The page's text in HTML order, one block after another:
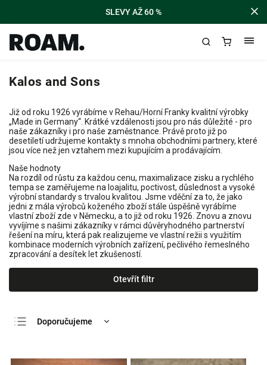
SLEVY AŽ 60 %
Kalos and Sons
Již od roku 1926 vyrábíme v Rehau/Horní Franky kvalitní výrobky
„Made in Germany“. Krátké vzdálenosti jsou pro nás důležité - pro
naše zákazníky i pro naše zaměstnance. Právě proto již po
desetiletí udržujeme kontakty s mnoha obchodními partnery, které
jsou více než jen vztahem mezi kupujícím a prodávajícím.
Naše hodnoty
Na rozdíl od růstu za každou cenu, maximalizace zisku a rychlého
tempa se zaměřujeme na loajalitu, poctivost, důslednost a vysoké
výrobní standardy s trvalou kvalitou. Jsme vděční za to, že jako
jedni z mála výrobců koženého zboží stále úspěšně vyrábíme
vlastní zboží zde v Německu, a to již od roku 1926. Znovu a znovu
vyvíjíme s našimi zákazníky v rámci důvěryhodného partnerství
řešení na míru, která pak realizujeme ve vlastní režii s využitím
kombinace moderních výrobních zařízení, pečlivého řemeslného
zpracování a desítek let zkušeností.
Otevřít filtr
Doporučujeme
Nejdražší